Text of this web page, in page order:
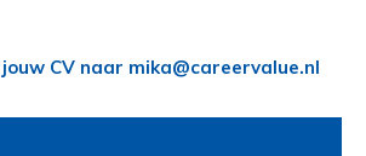
CV naar mika@careervalue.nl